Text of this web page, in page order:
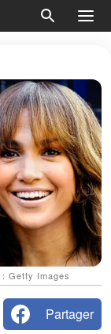
Getty Images
Partager